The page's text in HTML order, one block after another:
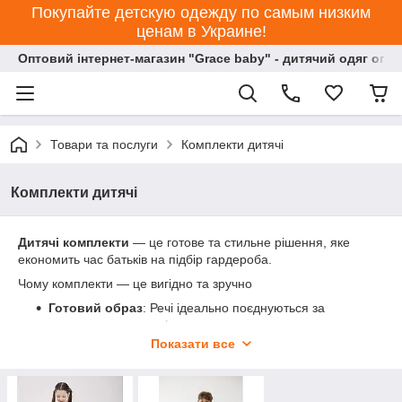
Покупайте детскую одежду по самым низким
ценам в Украине!
Оптовий інтернет-магазин "Grace baby" - дитячий одяг
Товари та послуги Комплекти дитячі
Комплекти дитячі
Дитячі комплекти — це готове та стильне рішення, яке
економить час батьків на підбір гардероба.
Чому комплекти — це вигідно та зручно
Готовий образ: Речі ідеально поєднуються за
кольором, стилем та фактурою.
: Купувати набір майже завжди дешевше,
Універсальність
: Елементи костюма можна легко
Показати все